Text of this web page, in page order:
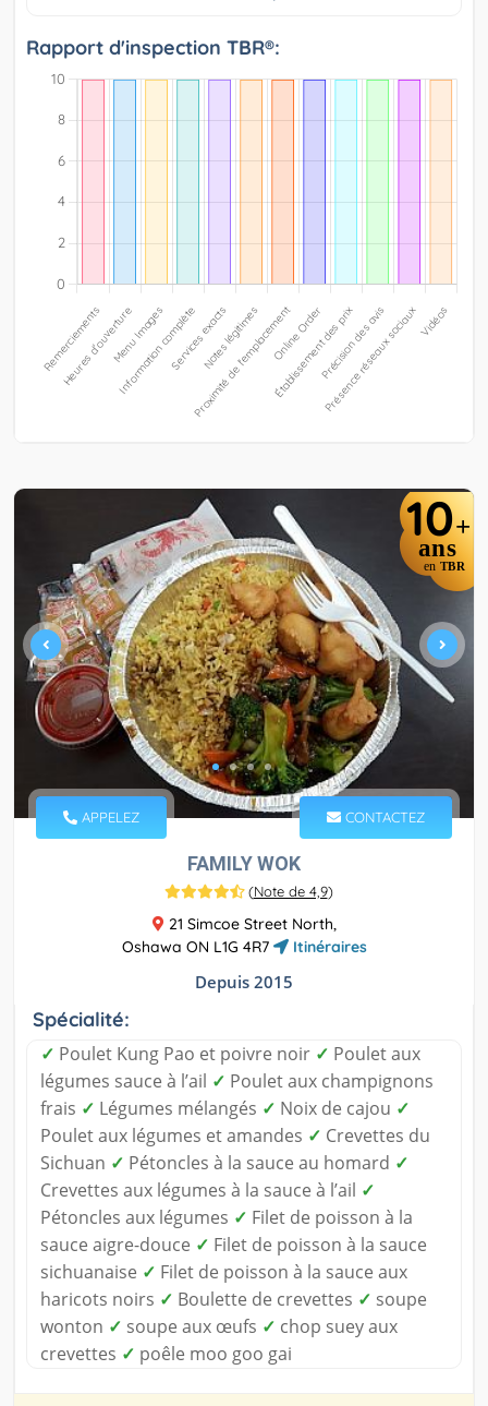
Rapport d'inspection TBR®:
10+
ans
en TBR
APPELEZ CONTACTEZ
FAMILY WOK
(Note de 4,9)
21 Simcoe Street North,
Oshawa ON L1G 4R7
Itinéraires
Depuis 2015
Spécialité:
✓ Poulet Kung Pao et poivre noir ✓ Poulet aux
légumes sauce à l’ail ✓ Poulet aux champignons
frais ✓ Légumes mélangés ✓ Noix de cajou ✓
Poulet aux légumes et amandes ✓ Crevettes du
Sichuan ✓ Pétoncles à la sauce au homard ✓
Crevettes aux légumes à la sauce à l’ail ✓
Pétoncles aux légumes ✓ Filet de poisson à la
sauce aigre-douce ✓ Filet de poisson à la sauce
sichuanaise ✓ Filet de poisson à la sauce aux
haricots noirs ✓ Boulette de crevettes ✓ soupe
wonton ✓ soupe aux œufs ✓ chop suey aux
crevettes ✓ poêle moo goo gai